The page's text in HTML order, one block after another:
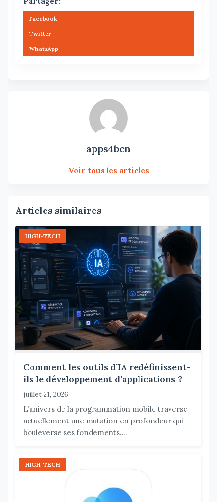
Facebook
Twitter
WhatsApp
apps4bcn
Voir tous les articles
Articles similaires
HIGH-TECH
Comment les outils d’IA redéfinissent-
ils le développement d’applications ?
juillet 21, 2026
L’univers de la programmation mobile traverse
actuellement une mutation en profondeur qui
bouleverse ses fondements....
HIGH-TECH